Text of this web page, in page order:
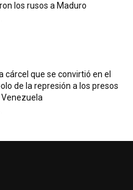
los rusos a Maduro
cárcel que se convirtió en el
de la represión a los presos